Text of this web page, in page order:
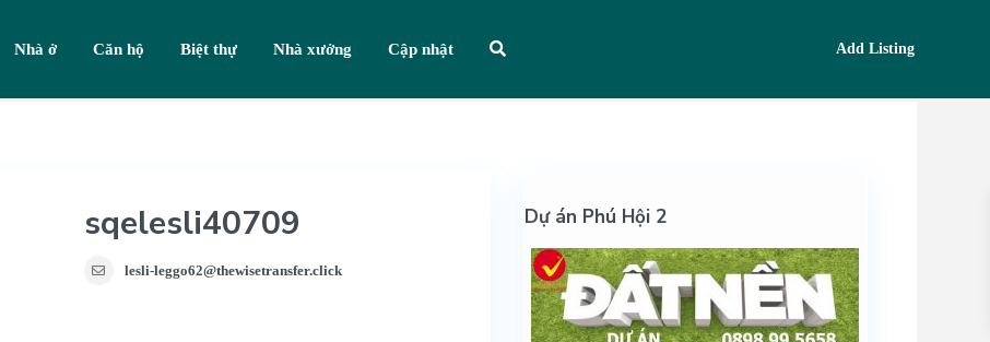
Add Listing
Nhà ở Căn hộ Biệt thự Nhà xưởng Cập nhật
sqelesli40709
lesli-leggo62@thewisetransfer.click
Dự án Phú Hội 2